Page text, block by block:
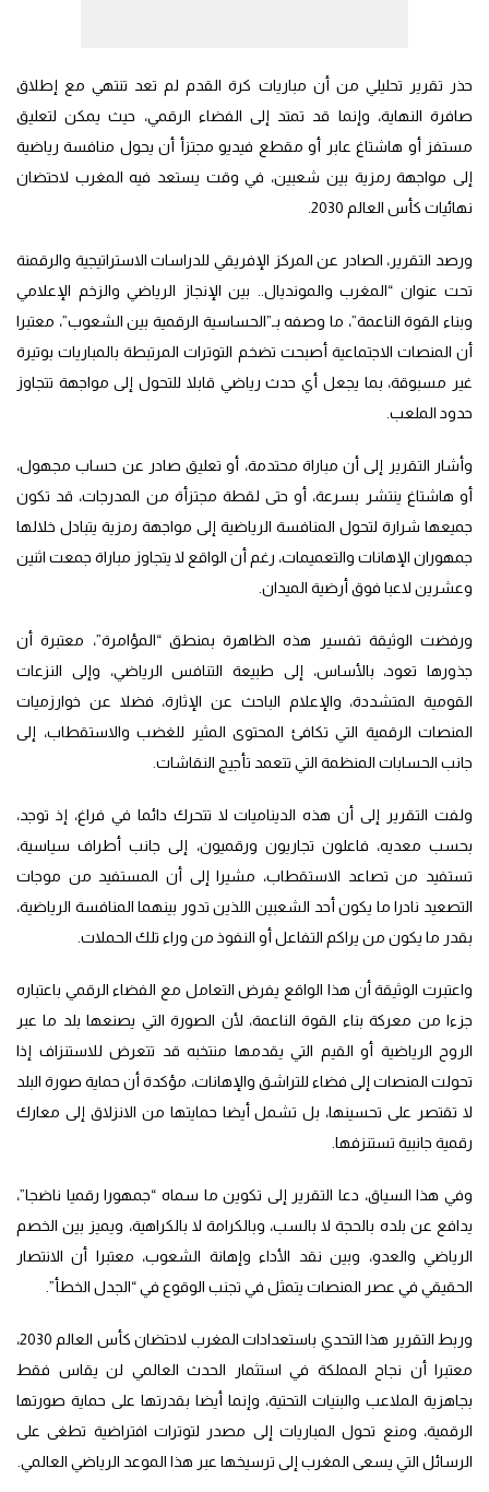
حذر تقرير تحليلي من أن مباريات كرة القدم لم تعد تنتهي مع إطلاق
صافرة النهاية، وإنما قد تمتد إلى الفضاء الرقمي، حيث يمكن لتعليق
مستفز أو هاشتاغ عابر أو مقطع فيديو مجتزأ أن يحول منافسة رياضية
إلى مواجهة رمزية بين شعبين، في وقت يستعد فيه المغرب لاحتضان
نهائيات كأس العالم 2030.
ورصد التقرير، الصادر عن المركز الإفريقي للدراسات الاستراتيجية والرقمنة
تحت عنوان “المغرب والمونديال.. بين الإنجاز الرياضي والزخم الإعلامي
وبناء القوة الناعمة”، ما وصفه بـ”الحساسية الرقمية بين الشعوب”، معتبرا
أن المنصات الاجتماعية أصبحت تضخم التوترات المرتبطة بالمباريات بوتيرة
غير مسبوقة، بما يجعل أي حدث رياضي قابلا للتحول إلى مواجهة تتجاوز
حدود الملعب.
وأشار التقرير إلى أن مباراة محتدمة، أو تعليق صادر عن حساب مجهول،
أو هاشتاغ ينتشر بسرعة، أو حتى لقطة مجتزأة من المدرجات، قد تكون
جميعها شرارة لتحول المنافسة الرياضية إلى مواجهة رمزية يتبادل خلالها
جمهوران الإهانات والتعميمات، رغم أن الواقع لا يتجاوز مباراة جمعت اثنين
وعشرين لاعبا فوق أرضية الميدان.
ورفضت الوثيقة تفسير هذه الظاهرة بمنطق “المؤامرة”، معتبرة أن
جذورها تعود، بالأساس، إلى طبيعة التنافس الرياضي، وإلى النزعات
القومية المتشددة، والإعلام الباحث عن الإثارة، فضلا عن خوارزميات
المنصات الرقمية التي تكافئ المحتوى المثير للغضب والاستقطاب، إلى
جانب الحسابات المنظمة التي تتعمد تأجيج النقاشات.
ولفت التقرير إلى أن هذه الديناميات لا تتحرك دائما في فراغ، إذ توجد،
بحسب معديه، فاعلون تجاريون ورقميون، إلى جانب أطراف سياسية،
تستفيد من تصاعد الاستقطاب، مشيرا إلى أن المستفيد من موجات
التصعيد نادرا ما يكون أحد الشعبين اللذين تدور بينهما المنافسة الرياضية،
بقدر ما يكون من يراكم التفاعل أو النفوذ من وراء تلك الحملات.
واعتبرت الوثيقة أن هذا الواقع يفرض التعامل مع الفضاء الرقمي باعتباره
جزءا من معركة بناء القوة الناعمة، لأن الصورة التي يصنعها بلد ما عبر
الروح الرياضية أو القيم التي يقدمها منتخبه قد تتعرض للاستنزاف إذا
تحولت المنصات إلى فضاء للتراشق والإهانات، مؤكدة أن حماية صورة البلد
لا تقتصر على تحسينها، بل تشمل أيضا حمايتها من الانزلاق إلى معارك
رقمية جانبية تستنزفها.
وفي هذا السياق، دعا التقرير إلى تكوين ما سماه “جمهورا رقميا ناضجا”،
يدافع عن بلده بالحجة لا بالسب، وبالكرامة لا بالكراهية، ويميز بين الخصم
الرياضي والعدو، وبين نقد الأداء وإهانة الشعوب، معتبرا أن الانتصار
الحقيقي في عصر المنصات يتمثل في تجنب الوقوع في “الجدل الخطأ”.
وربط التقرير هذا التحدي باستعدادات المغرب لاحتضان كأس العالم 2030،
معتبرا أن نجاح المملكة في استثمار الحدث العالمي لن يقاس فقط
بجاهزية الملاعب والبنيات التحتية، وإنما أيضا بقدرتها على حماية صورتها
الرقمية، ومنع تحول المباريات إلى مصدر لتوترات افتراضية تطغى على
الرسائل التي يسعى المغرب إلى ترسيخها عبر هذا الموعد الرياضي العالمي.